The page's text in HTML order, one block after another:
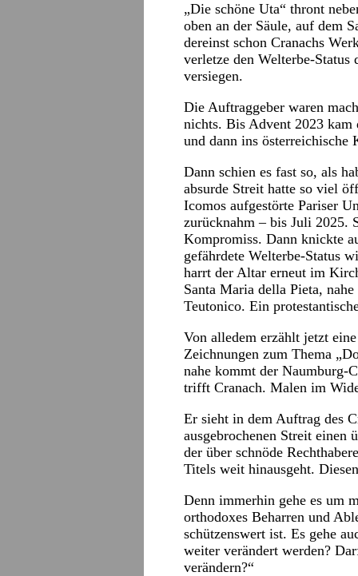
„Die schöne Uta“ thront
oben an der Säule, auf dem
dereinst schon Cranachs
verletze den Welterbe-Status
versiegen.
Die Auftraggeber waren
nichts. Bis Advent 2023
und dann ins österreichische
Dann schien es fast so, als
absurde Streit hatte so viel
Icomos aufgestörte Pariser
zurücknahm – bis Juli 2025.
Kompromiss. Dann knickte
gefährdete Welterbe-Status
harrt der Altar erneut im
Santa Maria della Pieta,
Teutonico. Ein
Von alledem erzählt jetzt
Zeichnungen zum Thema
nahe kommt der Naumburg-
trifft Cranach. Malen im
Er sieht in dem Auftrag des
ausgebrochenen Streit einen
der über schnöde
Titels weit hinausgeht.
Denn immerhin gehe es um
orthodoxes Beharren und
schützenswert ist. Es gehe
weiter verändert werden?
verändern?“